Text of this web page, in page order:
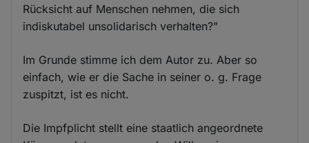
Rücksicht auf Menschen nehmen, die sich
indiskutabel unsolidarisch verhalten?"
Im Grunde stimme ich dem Autor zu. Aber so
einfach, wie er die Sache in seiner o. g. Frage
zuspitzt, ist es nicht.
Die Impfplicht stellt eine staatlich angeordnete